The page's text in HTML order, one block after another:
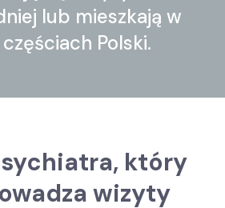
lub mieszkają w
Polski.
który
wizyty